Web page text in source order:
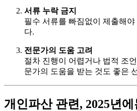
서류 누락 금지
필수 서류를 빠짐없이 제출해
다.
전문가의 도움 고려
절차 진행이 어렵거나 법적 조
문가의 도움을 받는 것도 좋은
개인파산 관련, 2025년